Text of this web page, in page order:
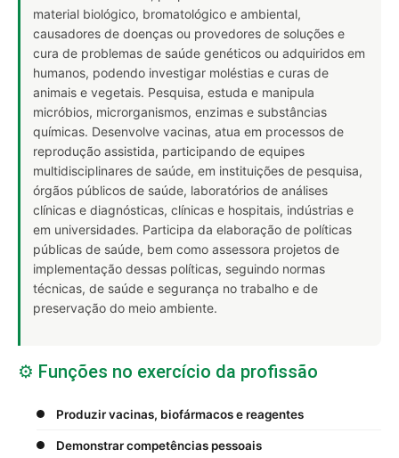
material biológico, bromatológico e ambiental,
causadores de doenças ou provedores de soluções e
cura de problemas de saúde genéticos ou adquiridos em
humanos, podendo investigar moléstias e curas de
animais e vegetais. Pesquisa, estuda e manipula
micróbios, microrganismos, enzimas e substâncias
químicas. Desenvolve vacinas, atua em processos de
reprodução assistida, participando de equipes
multidisciplinares de saúde, em instituições de pesquisa,
órgãos públicos de saúde, laboratórios de análises
clínicas e diagnósticas, clínicas e hospitais, indústrias e
em universidades. Participa da elaboração de políticas
públicas de saúde, bem como assessora projetos de
implementação dessas políticas, seguindo normas
técnicas, de saúde e segurança no trabalho e de
preservação do meio ambiente.
⚙️ Funções no exercício da profissão
Produzir vacinas, biofármacos e reagentes
Demonstrar competências pessoais